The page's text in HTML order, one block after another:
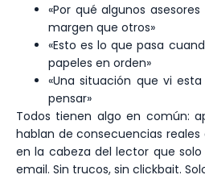
«Por qué algunos
margen que otros»
«Esto es lo que pasa
papeles en orden»
«Una situación que vi
pensar»
Todos tienen algo en común:
hablan de consecuencias
en la cabeza del lector que
email. Sin trucos, sin clickbait.